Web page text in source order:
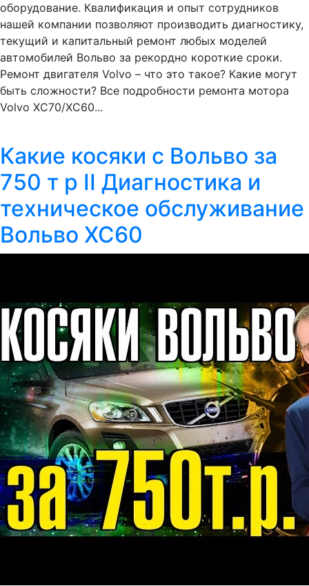
оборудование. Квалификация и опыт сотрудников
нашей компании позволяют производить диагностику,
текущий и капитальный ремонт любых моделей
автомобилей Вольво за рекордно короткие сроки.
Ремонт двигателя Volvo – что это такое? Какие могут
быть сложности? Все подробности ремонта мотора
Volvo ХС70/ХС60...
Какие косяки с Вольво за
750 т р II Диагностика и
техническое обслуживание
Вольво ХС60